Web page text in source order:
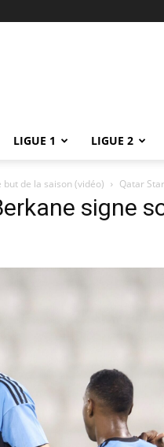
LIGUE 1 LIGUE 2
de la saison (vidéo) Qatar
signe